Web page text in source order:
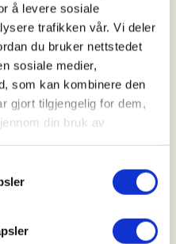
å levere sosiale
trafikken vår. Vi deler
du bruker nettstedet
sosiale medier,
som kan kombinere den
gjort tilgjengelig for dem,
din bruk av